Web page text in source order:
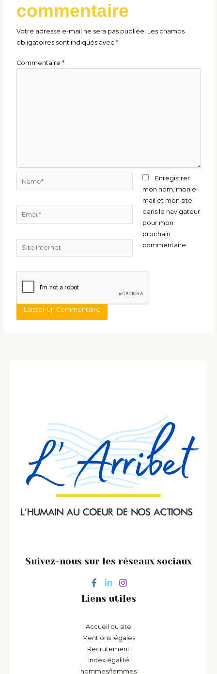
commentaire
Votre adresse e-mail ne sera pas publiée. Les champs
obligatoires sont indiqués avec*
Commentaire*
Email*
Site
Internet
Enregistrer
mon nom, mon e-
mail et mon site
dans le navigateur
pour mon
prochain
commentaire.
Suivez-nous sur les réseaux sociaux
Liens utiles
Accueil du site
Mentions légales
Recrutement
Index égalité
hommes/femmes